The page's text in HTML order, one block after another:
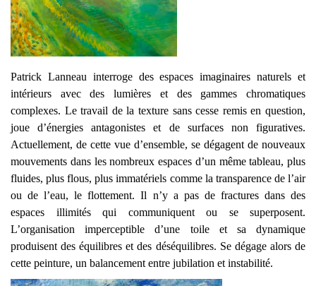
Patrick Lanneau interroge des espaces imaginaires naturels et
intérieurs avec des lumières et des gammes chromatiques
complexes. Le travail de la texture sans cesse remis en question,
joue d’énergies antagonistes et de surfaces non figuratives.
Actuellement, de cette vue d’ensemble, se dégagent de nouveaux
mouvements dans les nombreux espaces d’un même tableau, plus
fluides, plus flous, plus immatériels comme la transparence de l’air
ou de l’eau, le flottement. Il n’y a pas de fractures dans des
espaces illimités qui communiquent ou se superposent.
L’organisation imperceptible d’une toile et sa dynamique
produisent des équilibres et des déséquilibres. Se dégage alors de
cette peinture, un balancement entre jubilation et instabilité.